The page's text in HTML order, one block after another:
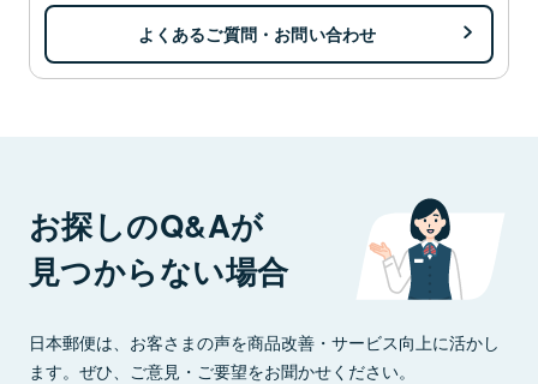
よくあるご質問・お問い合わせ
お探しのQ&Aが
見つからない場合
日本郵便は、お客さまの声を商品改善・サービス向上に活かし
ます。ぜひ、ご意見・ご要望をお聞かせください。